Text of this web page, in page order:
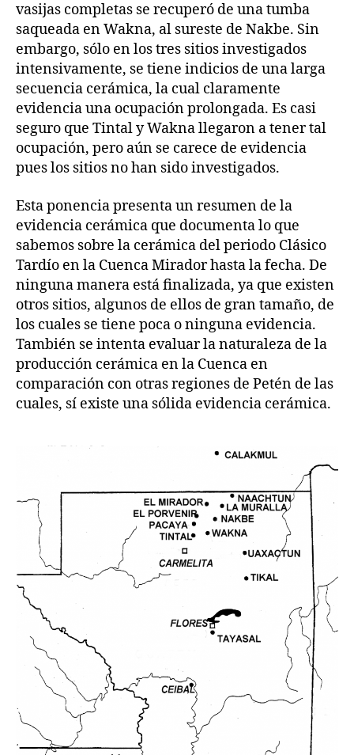
vasijas completas se recuperó de una tumba
saqueada en Wakna, al sureste de Nakbe. Sin
embargo, sólo en los tres sitios investigados
intensivamente, se tiene indicios de una larga
secuencia cerámica, la cual claramente
evidencia una ocupación prolongada. Es casi
seguro que Tintal y Wakna llegaron a tener tal
ocupación, pero aún se carece de evidencia
pues los sitios no han sido investigados.
Esta ponencia presenta un resumen de la
evidencia cerámica que documenta lo que
sabemos sobre la cerámica del periodo Clásico
Tardío en la Cuenca Mirador hasta la fecha. De
ninguna manera está finalizada, ya que existen
otros sitios, algunos de ellos de gran tamaño, de
los cuales se tiene poca o ninguna evidencia.
También se intenta evaluar la naturaleza de la
producción cerámica en la Cuenca en
comparación con otras regiones de Petén de las
cuales, sí existe una sólida evidencia cerámica.